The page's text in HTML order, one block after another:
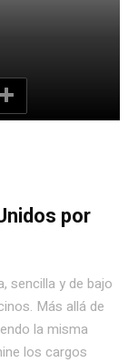
por
sencilla y de bajo
Más allá de
la misma
los cargos